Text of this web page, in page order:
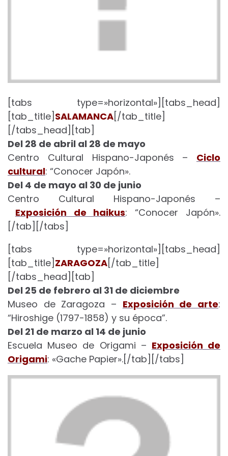
[tabs type=»horizontal»][tabs_head]
[tab_title] SALAMANCA[/tab_title]
[/tabs_head][tab]
Del 28 de abril al 28 de mayo
Centro Cultural Hispano-Japonés – Ciclo
cultural: “Conocer Japón».
Del 4 de mayo al 30 de junio
Centro Cultural Hispano-Japonés –
Exposición de haikus: “Conocer Japón».
[/tab][/tabs]
[tabs type=»horizontal»][tabs_head]
[tab_title] ZARAGOZA[/tab_title]
[/tabs_head][tab]
Del 25 de febrero al 31 de diciembre
Museo de Zaragoza – Exposición de arte:
“Hiroshige (1797-1858) y su época”.
Del 21 de marzo al 14 de junio
Escuela Museo de Origami – Exposición de
Origami: «Gache Papier».[/tab][/tabs]